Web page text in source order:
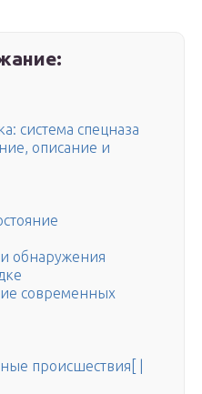
система спецназа
описание и
обнаружения
современных
происшествия[ |